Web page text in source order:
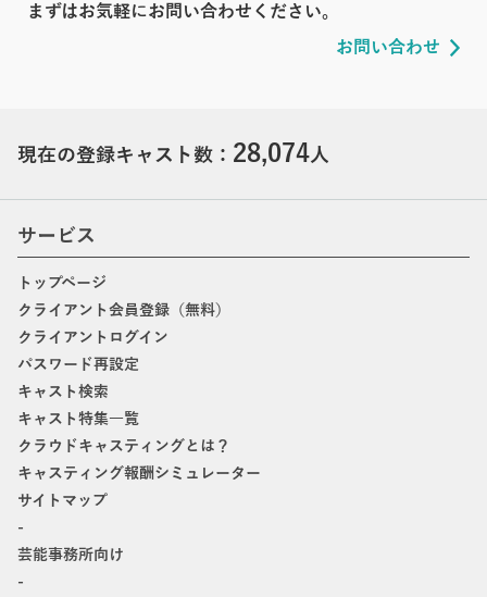
まずはお気軽にお問い合わせください。
お問い合わせ
現在の登録キャスト数： 28,074人
サービス
トップページ
クライアント会員登録（無料）
クライアントログイン
パスワード再設定
キャスト検索
キャスト特集一覧
クラウドキャスティングとは？
キャスティング報酬シミュレーター
サイトマップ
-
芸能事務所向け
-